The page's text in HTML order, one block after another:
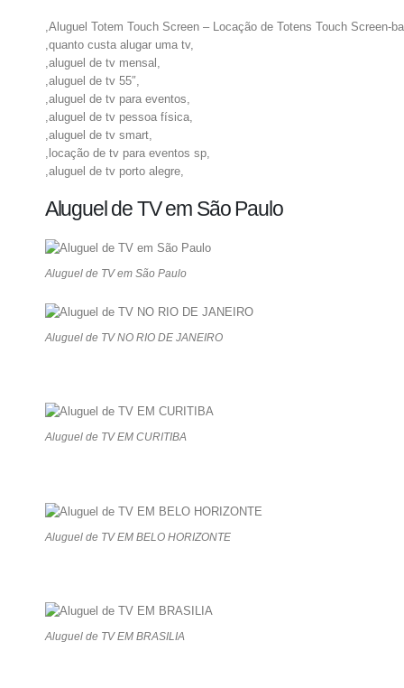
,Aluguel Totem Touch Screen – Locação de Totens Touch Screen-
,quanto custa alugar uma tv,
,aluguel de tv mensal,
,aluguel de tv 55″,
,aluguel de tv para eventos,
,aluguel de tv pessoa física,
,aluguel de tv smart,
,locação de tv para eventos sp,
,aluguel de tv porto alegre,
Aluguel de TV em São Paulo
Aluguel de TV em São Paulo
Aluguel de TV NO RIO DE JANEIRO
Aluguel de TV EM CURITIBA
Aluguel de TV EM BELO HORIZONTE
Aluguel de TV EM BRASILIA